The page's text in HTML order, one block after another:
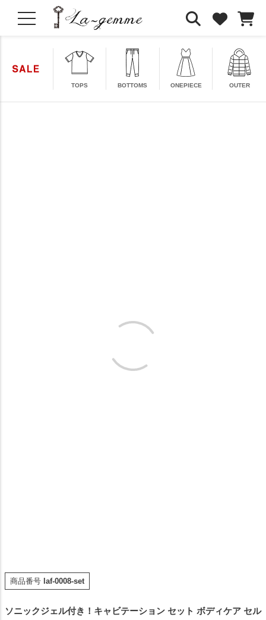
TOPS BOTTOMS ONEPIECE OUTER
商品番号 laf-0008-set
ソニックジェル付き！キャビテーション セット ボディケア セル